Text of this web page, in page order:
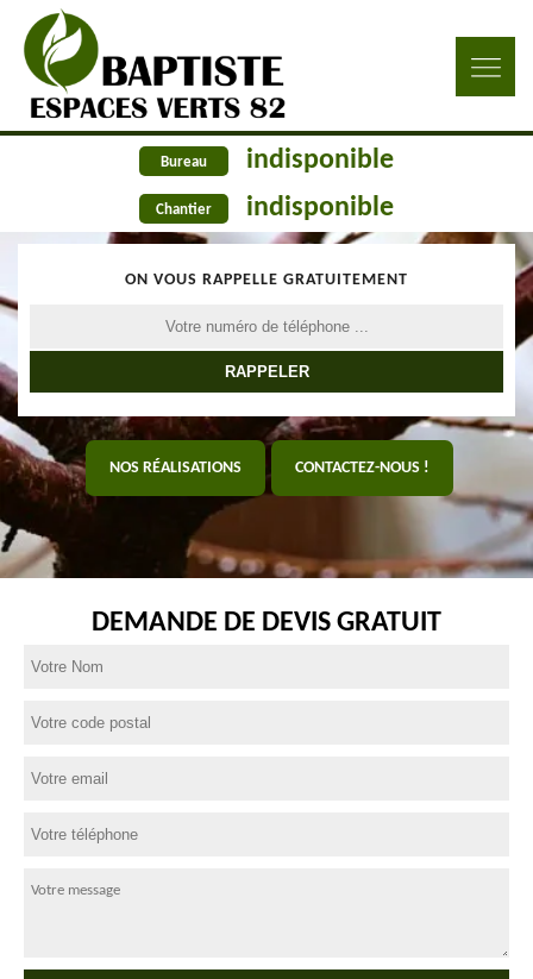
Bureau indisponible
Chantier indisponible
ON VOUS RAPPELLE GRATUITEMENT
NOS RÉALISATIONS CONTACTEZ-NOUS !
DEMANDE DE DEVIS GRATUIT